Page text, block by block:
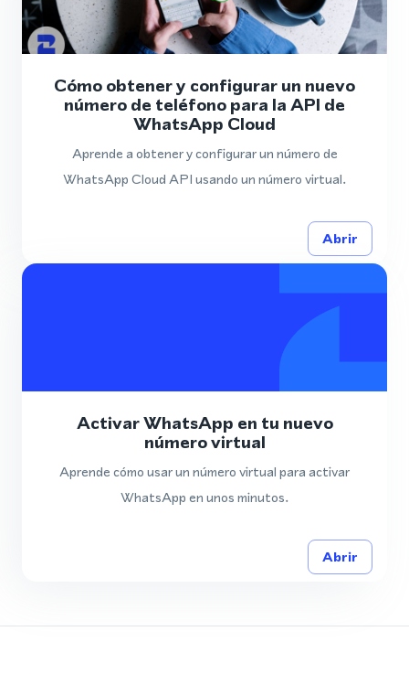
Cómo obtener y configurar un nuevo
número de teléfono para la API de
WhatsApp Cloud
Aprende a obtener y configurar un número de
WhatsApp Cloud API usando un número virtual.
Abrir
Activar WhatsApp en tu nuevo
número virtual
Aprende cómo usar un número virtual para activar
WhatsApp en unos minutos.
Abrir